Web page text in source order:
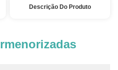
Descrição Do Produto